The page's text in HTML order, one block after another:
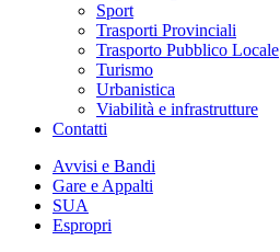
Sport
Trasporti Provinciali
Trasporto Pubblico Locale
Turismo
Urbanistica
Viabilità e infrastrutture
Contatti
Avvisi e Bandi
Gare e Appalti
SUA
Espropri